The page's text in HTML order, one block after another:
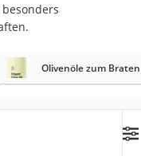
Olivenöle zum Braten